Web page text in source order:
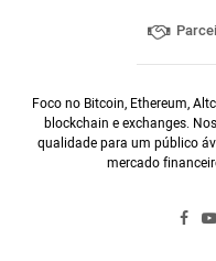
Foco no Bitcoin, Ethereum,
blockchain e exchanges.
qualidade para um público
mercado